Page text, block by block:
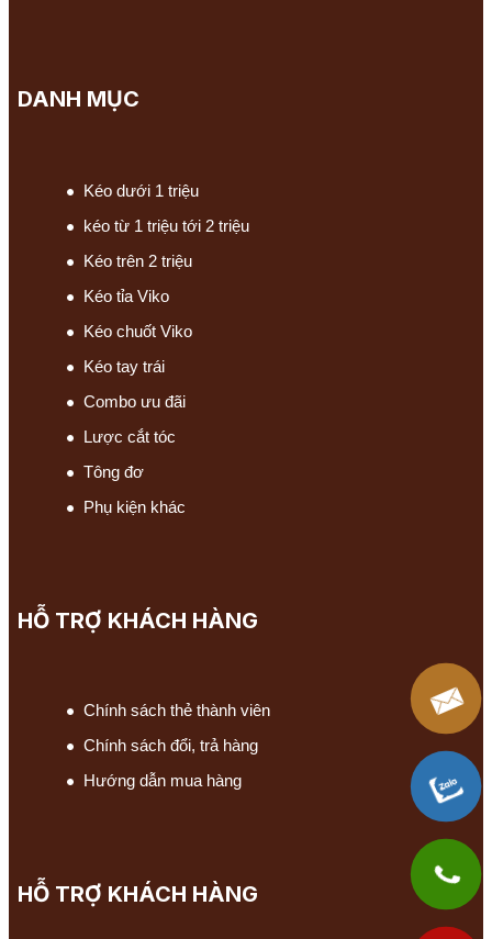
DANH MỤC
Kéo dưới 1 triệu
kéo từ 1 triệu tới 2 triệu
Kéo trên 2 triệu
Kéo tỉa Viko
Kéo chuốt Viko
Kéo tay trái
Combo ưu đãi
Lược cắt tóc
Tông đơ
Phụ kiện khác
HỖ TRỢ KHÁCH HÀNG
Chính sách thẻ thành viên
Chính sách đổi, trả hàng
Hướng dẫn mua hàng
HỖ TRỢ KHÁCH HÀNG